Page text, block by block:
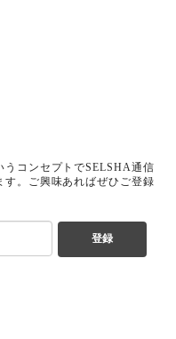
うコンセプトでSELSHA通信
。ご興味あればぜひご登録
登録